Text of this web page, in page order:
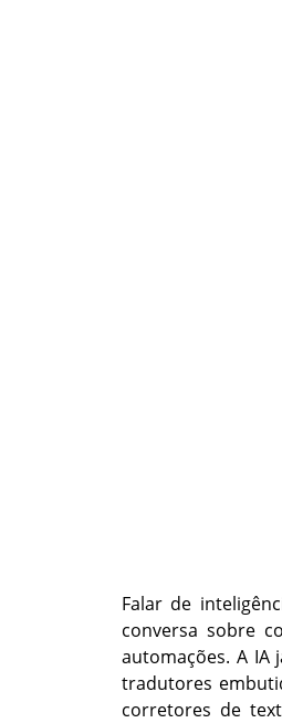
Falar de
conversa sobre
automações. A IA
tradutores
corretores de